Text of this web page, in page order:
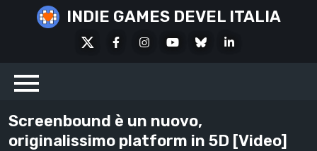
INDIE GAMES DEVEL ITALIA
FacebookInstagramYoutubeBlueskyLinkedIn
Screenbound è un nuovo,
originalissimo platform in 5D [Video]